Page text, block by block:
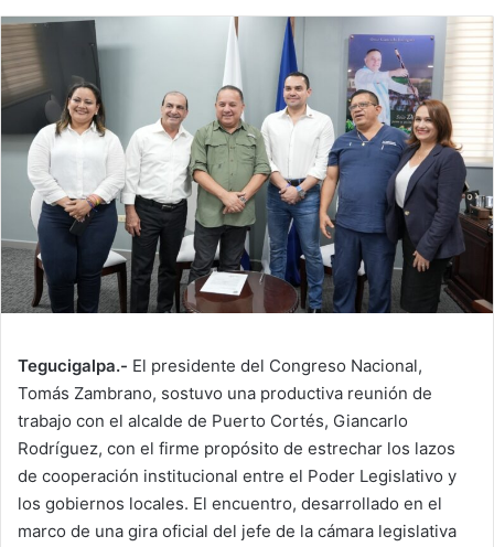
Tegucigalpa.- El presidente del Congreso Nacional,
Tomás Zambrano, sostuvo una productiva reunión de
trabajo con el alcalde de Puerto Cortés, Giancarlo
Rodríguez, con el firme propósito de estrechar los lazos
de cooperación institucional entre el Poder Legislativo y
los gobiernos locales. El encuentro, desarrollado en el
marco de una gira oficial del jefe de la cámara legislativa